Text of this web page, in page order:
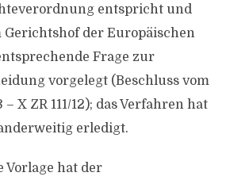
entspricht und
Gerichtshof der Europäischen
Frage zur
vorgelegt (Beschluss vom
X ZR 111/12); das Verfahren hat
erledigt.
Vorlage hat der